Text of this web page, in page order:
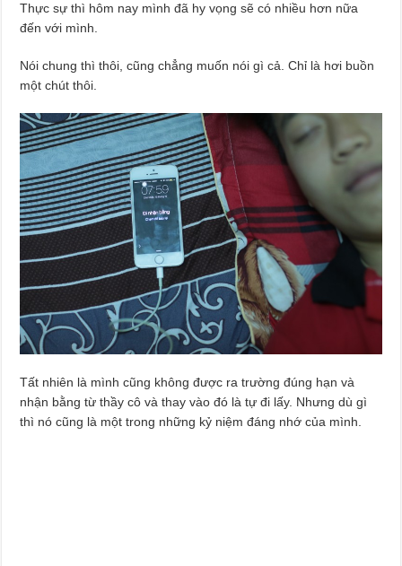
Thực sự thì hôm nay mình đã hy vọng sẽ có nhiều hơn nữa
đến với mình.
Nói chung thì thôi, cũng chẳng muốn nói gì cả. Chỉ là hơi buồn
một chút thôi.
Tất nhiên là mình cũng không được ra trường đúng hạn và
nhận bằng từ thầy cô và thay vào đó là tự đi lấy. Nhưng dù gì
thì nó cũng là một trong những kỷ niệm đáng nhớ của mình.